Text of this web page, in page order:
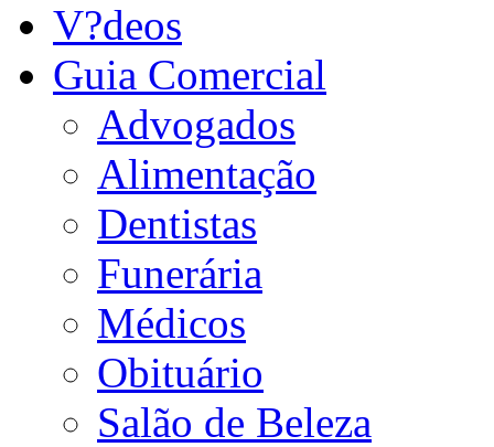
V?deos
Guia Comercial
Advogados
Alimentação
Dentistas
Funerária
Médicos
Obituário
Salão de Beleza